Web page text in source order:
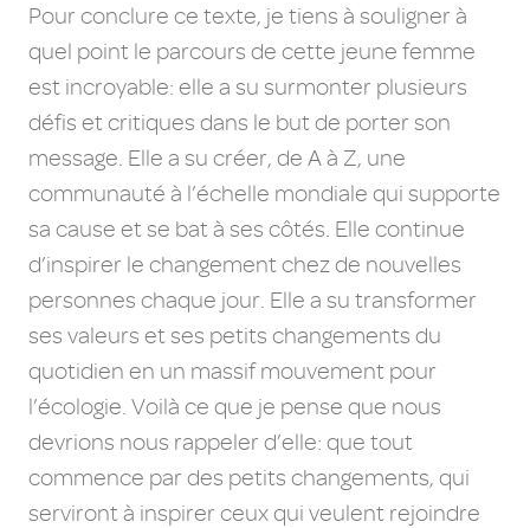
Pour conclure ce texte, je tiens à souligner à
quel point le parcours de cette jeune femme
est incroyable: elle a su surmonter plusieurs
défis et critiques dans le but de porter son
message. Elle a su créer, de A à Z, une
communauté à l’échelle mondiale qui supporte
sa cause et se bat à ses côtés. Elle continue
d’inspirer le changement chez de nouvelles
personnes chaque jour. Elle a su transformer
ses valeurs et ses petits changements du
quotidien en un massif mouvement pour
l’écologie. Voilà ce que je pense que nous
devrions nous rappeler d’elle: que tout
commence par des petits changements, qui
serviront à inspirer ceux qui veulent rejoindre